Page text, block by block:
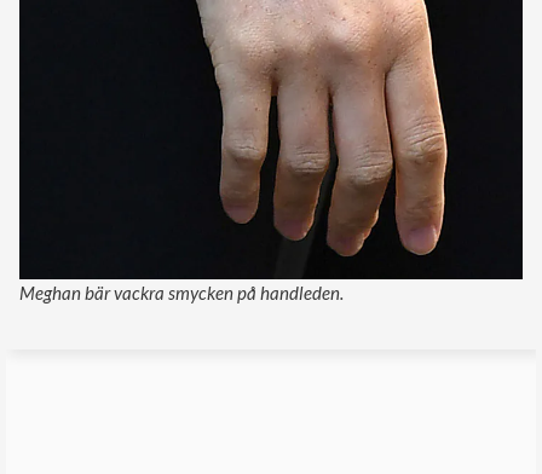
Meghan bär vackra smycken på handleden.